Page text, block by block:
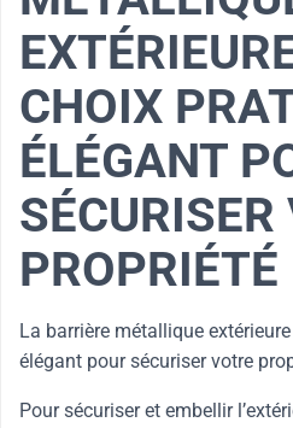
CHOIX
ÉLÉGANT
SÉCURISER
PROPRIÉTÉ
La barrière métallique
élégant pour sécuriser votre
Pour sécuriser et embellir